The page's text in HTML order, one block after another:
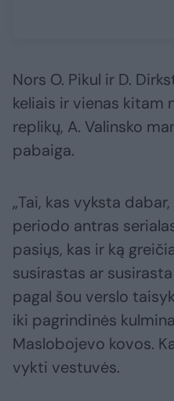
Nors O. Pikul ir D.
keliais ir vienas kitam
replikų, A. Valinsko
pabaiga.
„Tai, kas vyksta
periodo antras
pasiųs, kas ir ką
susirastas ar
pagal šou verslo
iki pagrindinės
Maslobojevo kovos.
vykti vestuvės.